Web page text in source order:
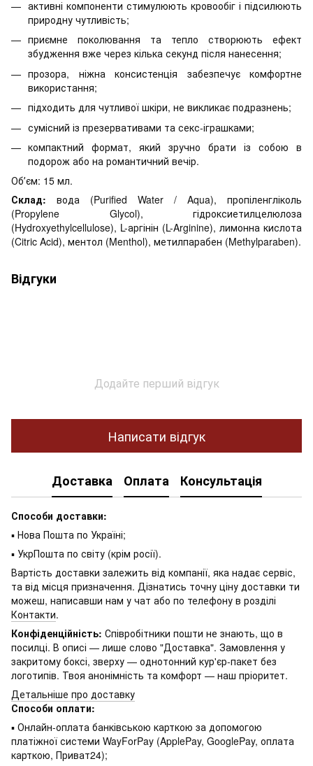
активні компоненти стимулюють кровообіг і підсилюють
природну чутливість;
приємне поколювання та тепло створюють ефект
збудження вже через кілька секунд після нанесення;
прозора, ніжна консистенція забезпечує комфортне
використання;
підходить для чутливої шкіри, не викликає подразнень;
сумісний із презервативами та секс-іграшками;
компактний формат, який зручно брати із собою в
подорож або на романтичний вечір.
Обʼєм: 15 мл.
Склад: вода (Purified Water / Aqua), пропіленгліколь
(Propylene Glycol), гідроксиетилцелюлоза
(Hydroxyethylcellulose), L-аргінін (L-Arginine), лимонна кислота
(Citric Acid), ментол (Menthol), метилпарабен (Methylparaben).
Відгуки
Додайте перший відгук
Написати відгук
Доставка Оплата Консультація
Способи доставки:
▪ Нова Пошта по Україні;
▪ УкрПошта по світу (крім росії).
Вартість доставки залежить від компанії, яка надає сервіс,
та від місця призначення. Дізнатись точну ціну доставки ти
можеш, написавши нам у чат або по телефону в розділі
Контакти.
Конфіденційність: Співробітники пошти не знають, що в
посилці. В описі — лише слово "Доставка". Замовлення у
закритому боксі, зверху — однотонний кур'єр-пакет без
логотипів. Твоя анонімність та комфорт — наш пріоритет.
Детальніше про доставку
Способи оплати:
▪ Онлайн-оплата банківською карткою за допомогою
платіжної системи WayForPay (ApplePay, GooglePay, оплата
карткою, Приват24);